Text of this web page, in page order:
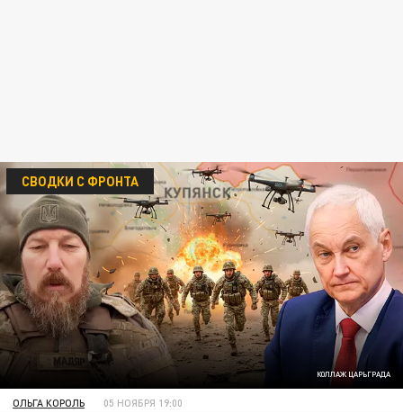
КОЛЛАЖ ЦАРЬГРАДА
СВОДКИ С ФРОНТА
ОЛЬГА КОРОЛЬ 05 НОЯБРЯ 19:00